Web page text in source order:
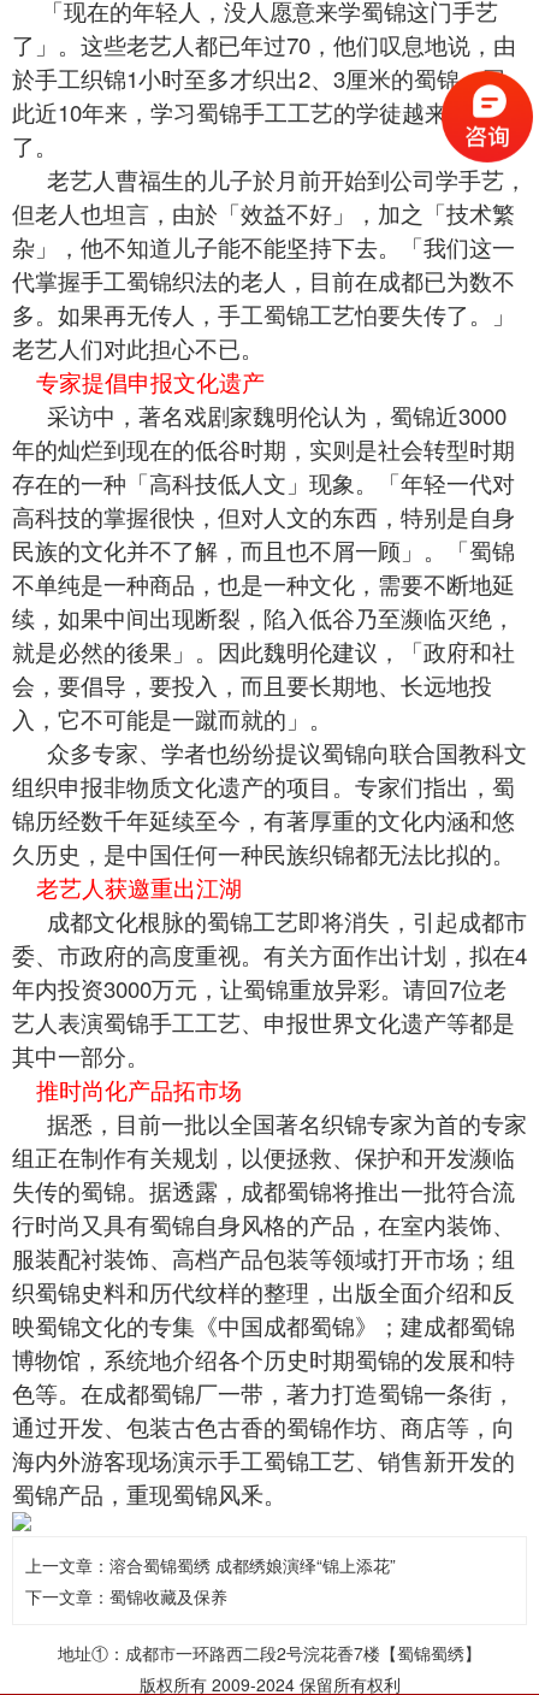
「现在的年轻人，没人愿意来学蜀锦这门手艺
了」。这些老艺人都已年过70，他们叹息地说，由
於手工织锦1小时至多才织出2、3厘米的蜀锦，因
此近10年来，学习蜀锦手工工艺的学徒越来越少
了。
老艺人曹福生的儿子於月前开始到公司学手艺，
但老人也坦言，由於「效益不好」，加之「技术繁
杂」，他不知道儿子能不能坚持下去。「我们这一
代掌握手工蜀锦织法的老人，目前在成都已为数不
多。如果再无传人，手工蜀锦工艺怕要失传了。」
老艺人们对此担心不已。
专家提倡申报文化遗产
采访中，著名戏剧家魏明伦认为， 蜀锦近3000
年的灿烂到现在的低谷时期，实则是社会转型时期
存在的一种「高科技低人文」现象。「年轻一代对
高科技的掌握很快，但对人文的东西，特别是自身
民族的文化并不了解，而且也不屑一顾」。「蜀锦
不单纯是一种商品，也是一种文化，需要不断地延
续，如果中间出现断裂，陷入低谷乃至濒临灭绝，
就是必然的後果」。因此魏明伦建议，「政府和社
会，要倡导，要投入，而且要长期地、长远地投
入，它不可能是一蹴而就的」。
众多专家、学者也纷纷提议蜀锦向联合国教科文
组织申报非物质文化遗产的项目。专家们指出，蜀
锦历经数千年延续至今，有著厚重的文化内涵和悠
久历史，是中国任何一种民族织锦都无法比拟的。
老艺人获邀重出江湖
成都文化根脉的蜀锦工艺即将消失，引起成都市
委、市政府的高度重视。有关方面作出计划，拟在4
年内投资3000万元，让蜀锦重放异彩。请回7位老
艺人表演蜀锦手工工艺、申报世界文化遗产等都是
其中一部分。
推时尚化产品拓市场
据悉，目前一批以全国著名织锦专家为首的专家
组正在制作有关规划，以便拯救、保护和开发濒临
失传的蜀锦。据透露，成都蜀锦将推出一批符合流
行时尚又具有蜀锦自身风格的产品，在室内装饰、
服装配衬装饰、高档产品包装等领域打开市场；组
织蜀锦史料和历代纹样的整理，出版全面介绍和反
映蜀锦文化的专集《中国成都蜀锦》；建成都蜀锦
博物馆，系统地介绍各个历史时期蜀锦的发展和特
色等。在成都蜀锦厂一带，著力打造蜀锦一条街，
通过开发、包装古色古香的蜀锦作坊、商店等，向
海内外游客现场演示手工蜀锦工艺、销售新开发的
蜀锦产品，重现蜀锦风釆。
上一文章： 溶合蜀锦蜀绣 成都绣娘演绎“锦上添花”
下一文章： 蜀锦收藏及保养
地址①：成都市一环路西二段2号浣花香7楼【蜀锦蜀绣】
版权所有 2009-2024 保留所有权利